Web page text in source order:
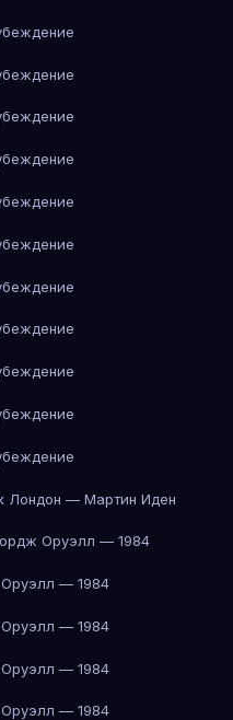
Лондон — Мартин Иден
Оруэлл — 1984
— 1984
— 1984
— 1984
— 1984